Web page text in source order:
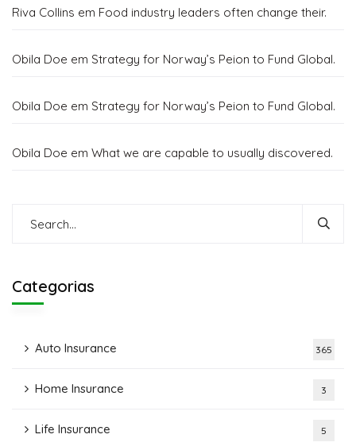
Riva Collins em Food industry leaders often change their.
Obila Doe em Strategy for Norway’s Peion to Fund Global.
Obila Doe em Strategy for Norway’s Peion to Fund Global.
Obila Doe em What we are capable to usually discovered.
Categorias
Auto Insurance 365
Home Insurance 3
Life Insurance 5